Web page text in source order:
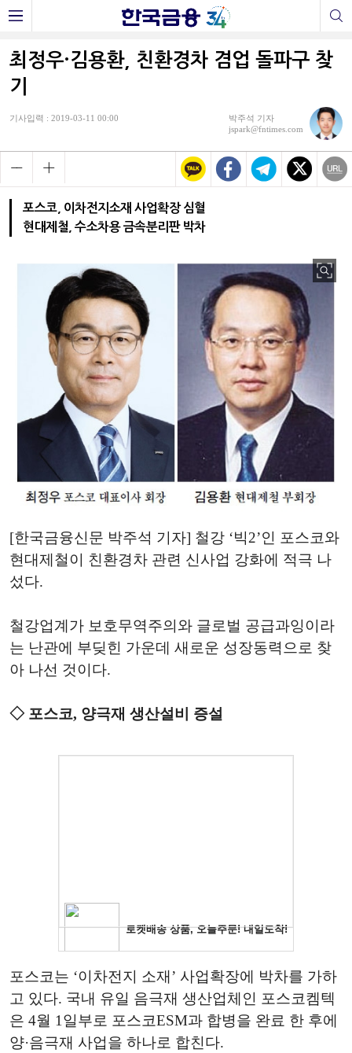
최정우·김용환, 친환경차 겸업 돌파구 찾
기
기사입력 : 2019-03-11 00:00
박주석 기자
jspark@fntimes.com
포스코, 이차전지소재 사업확장 심혈
현대제철, 수소차용 금속분리판 박차
[한국금융신문 박주석 기자] 철강 ‘빅2’인 포스코와
현대제철이 친환경차 관련 신사업 강화에 적극 나
섰다.
철강업계가 보호무역주의와 글로벌 공급과잉이라
는 난관에 부딪힌 가운데 새로운 성장동력으로 찾
아 나선 것이다.
◇ 포스코, 양극재 생산설비 증설
포스코는 ‘이차전지 소재’ 사업확장에 박차를 가하
고 있다. 국내 유일 음극재 생산업체인 포스코켐텍
은 4월 1일부로 포스코ESM과 합병을 완료 한 후에
양·음극재 사업을 하나로 합친다.